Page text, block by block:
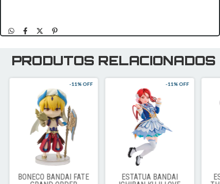
PRODUTOS RELACIONADOS
BONECO BANDAI FATE
-11% OFF
ESTÁTUA BANDAI
-11% OFF